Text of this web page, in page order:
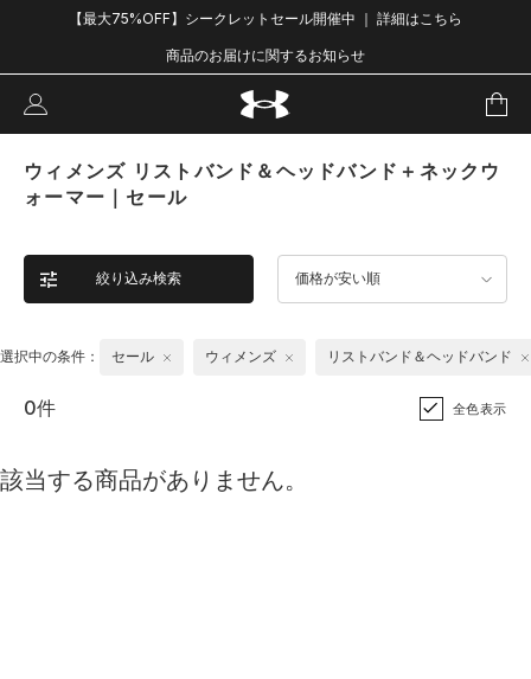
【最大75%OFF】シークレットセール開催中 ｜ 詳細はこちら
商品のお届けに関するお知らせ
ウィメンズ リストバンド＆ヘッドバンド＋ネックウ
ォーマー｜セール
絞り込み検索 価格が安い順
選択中の条件： セール ウィメンズ リストバンド＆ヘッドバンド
0件 全色表示
該当する商品がありません。